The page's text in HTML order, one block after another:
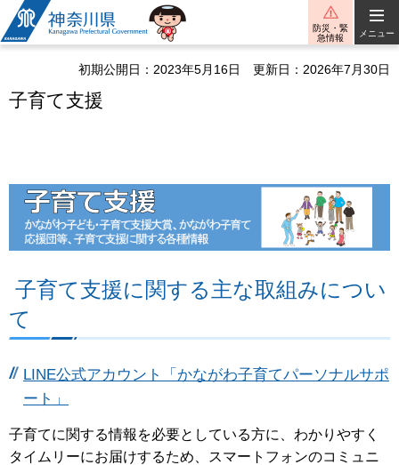
神奈川県
防災・緊
急情報
メニュー
初期公開日：2023年5月16日 更新日：2026年7月30日
子育て支援
子育て支援に関する主な取組みについ
て
LINE公式アカウント「かながわ子育てパーソナルサポ
ート」
子育てに関する情報を必要としている方に、わかりやすく
タイムリーにお届けするため、スマートフォンのコミュニ